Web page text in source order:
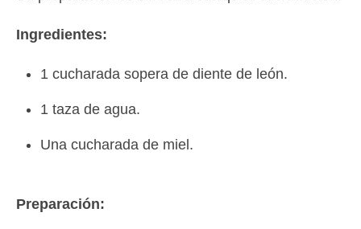
Ingredientes:
1 cucharada sopera de diente de león.
1 taza de agua.
Una cucharada de miel.
Preparación: